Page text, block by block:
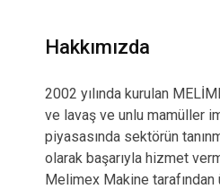
Hakkımızda
2002 yılında kurulan
ve lavaş ve unlu mamüller
piyasasında sektörün
olarak başarıyla hizmet
Melimex Makine